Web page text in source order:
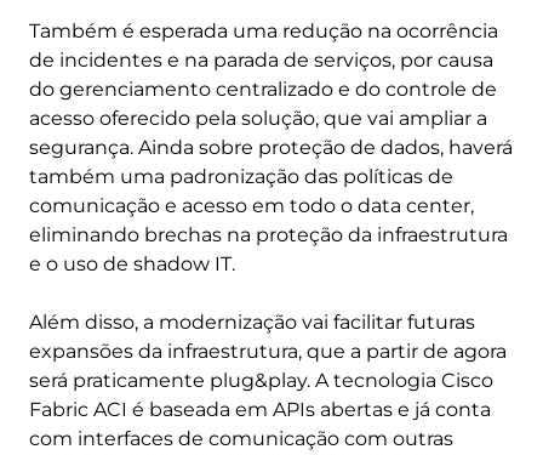
Também é esperada uma redução na ocorrência
de incidentes e na parada de serviços, por causa
do gerenciamento centralizado e do controle de
acesso oferecido pela solução, que vai ampliar a
segurança. Ainda sobre proteção de dados, haverá
também uma padronização das políticas de
comunicação e acesso em todo o data center,
eliminando brechas na proteção da infraestrutura
e o uso de shadow IT.
Além disso, a modernização vai facilitar futuras
expansões da infraestrutura, que a partir de agora
será praticamente plug&play. A tecnologia Cisco
Fabric ACI é baseada em APIs abertas e já conta
com interfaces de comunicação com outras